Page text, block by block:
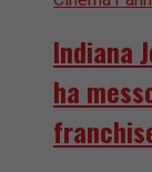
Indiana
ha